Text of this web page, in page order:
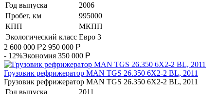
Год выпуска
2006
Пробег, км
995000
КПП
МКПП
Экологический класс Евро 3
2 600 000 Р2 950 000 Р
- 12%Экономия 350 000 Р
Грузовик рефрижератор MAN TGS 26.350 6Х2-2 BL, 2011
Грузовик рефрижератор MAN TGS 26.350 6Х2-2 BL, 2011
Год выпуска
2011